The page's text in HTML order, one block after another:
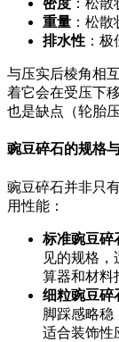
密度 ：松散
重量 ：松
排水性 ：
与压实后棱角相
着它会在受压下
也是缺点（轮胎
豌豆碎石的规格
豌豆碎石并非只
用性能：
标准豌豆碎
见的规格
算器和材料
细粒豌豆碎
脚踩感略稳
适合装饰性